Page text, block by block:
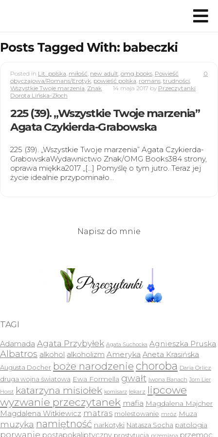
Posts Tagged With: babeczki
0
Posted in Lit. polska miłość new adult omg books Powieść
obyczajowa/Romans/Erotyk powieść polska romans trudności
Wszystkie Twoje marzenia Znak 14 maja 2017 by Przeczytanki
Dorota Lińska-Złoch
225 (39). „Wszystkie Twoje marzenia”
Agata Czykierda-Grabowska
225 (39). „Wszystkie Twoje marzenia” Agata Czykierda-
GrabowskaWydawnictwo Znak/OMG Books384 strony,
oprawa miękka2017 „[…] Pomyślę o tym jutro. Teraz jej
życie idealnie przypominało…
Napisz do mnie
TAGI
Adamada Agata Przybyłek Agata Suchocka Agnieszka Pruska
Albatros alkohol alkoholizm Ameryka Aneta Krasińska
Augusta Docher boże narodzenie choroba Daria Orlicz
druga wojna światowa Ewa Formella gwałt Iwona Banach Jorn Lier
Horst katarzyna misiołek komisarz lekarz lipcowe
wyzwanie przeczytanek mafia Magdalena Majcher
Magdalena Witkiewicz matras molestowanie mróz Muza
muzyka namiętność narkotyki Natasza Socha patologia
porwanie prostytucja